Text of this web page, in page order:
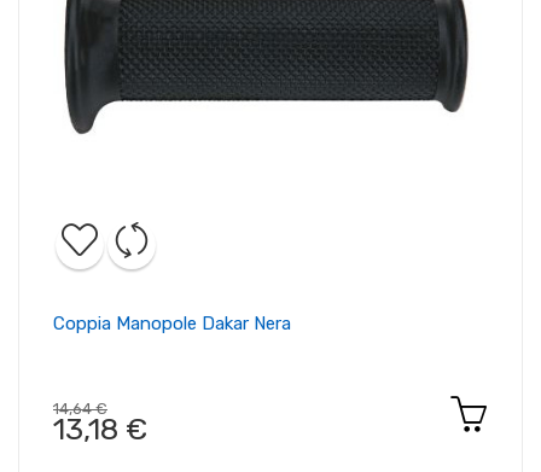
Coppia Manopole Dakar Nera
14,64 €
13,18 €